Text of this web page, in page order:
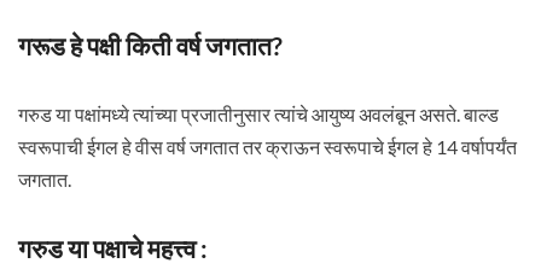
गरूड हे पक्षी किती वर्ष जगतात?
गरुड या पक्षांमध्ये त्यांच्या प्रजातीनुसार त्यांचे आयुष्य अवलंबून असते. बाल्ड
स्वरूपाची ईगल हे वीस वर्ष जगतात तर क्राऊन स्वरूपाचे ईगल हे 14 वर्षापर्यंत
जगतात.
गरुड या पक्षाचे महत्त्व :